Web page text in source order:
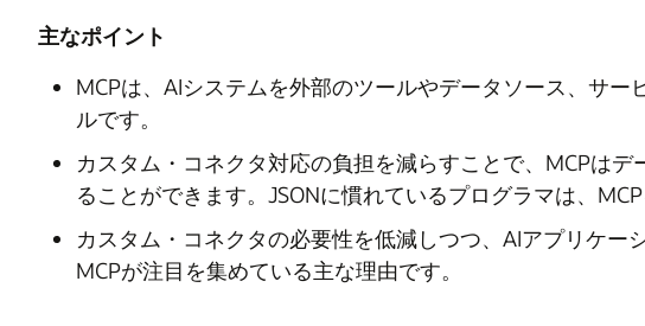
主なポイント
MCPは、AIシステムを外部のツールやデータソース、サー
ルです。
カスタム・コネクタ対応の負担を減らすことで、MCPは
ることができます。JSONに慣れているプログラマは、
カスタム・コネクタの必要性を低減しつつ、AIアプリケー
MCPが注目を集めている主な理由です。